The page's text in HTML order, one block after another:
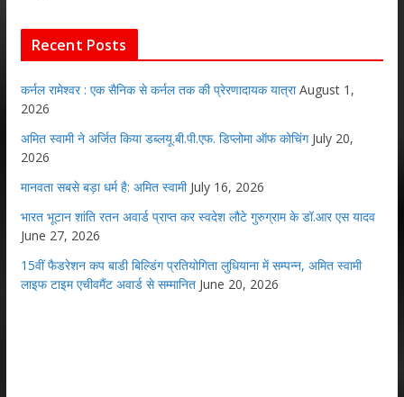
Recent Posts
कर्नल रामेश्वर : एक सैनिक से कर्नल तक की प्रेरणादायक यात्रा August 1,
2026
अमित स्वामी ने अर्जित किया डब्लयू.बी.पी.एफ. डिप्लोमा ऑफ कोचिंग July 20,
2026
मानवता सबसे बड़ा धर्म है: अमित स्वामी July 16, 2026
भारत भूटान शांति रतन अवार्ड प्राप्त कर स्वदेश लौटे गुरुग्राम के डॉ.आर एस यादव
June 27, 2026
15वीं फैडरेशन कप बाडी बिल्डिंग प्रतियोगिता लुधियाना में सम्पन्न, अमित स्वामी
लाइफ टाइम एचीवमैंट अवार्ड से सम्मानित June 20, 2026